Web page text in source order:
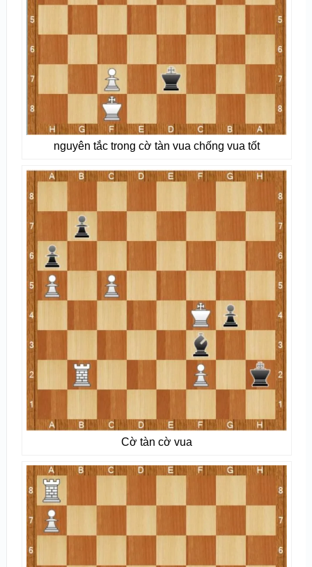
nguyên tắc trong cờ tàn vua chống vua tốt
Cờ tàn cờ vua